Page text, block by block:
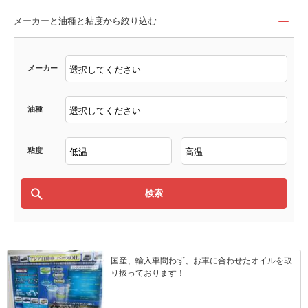
メーカーと油種と粘度から絞り込む
メーカー
油種
粘度
国産、輸入車問わず、お車に合わせたオイルを取
り扱っております！